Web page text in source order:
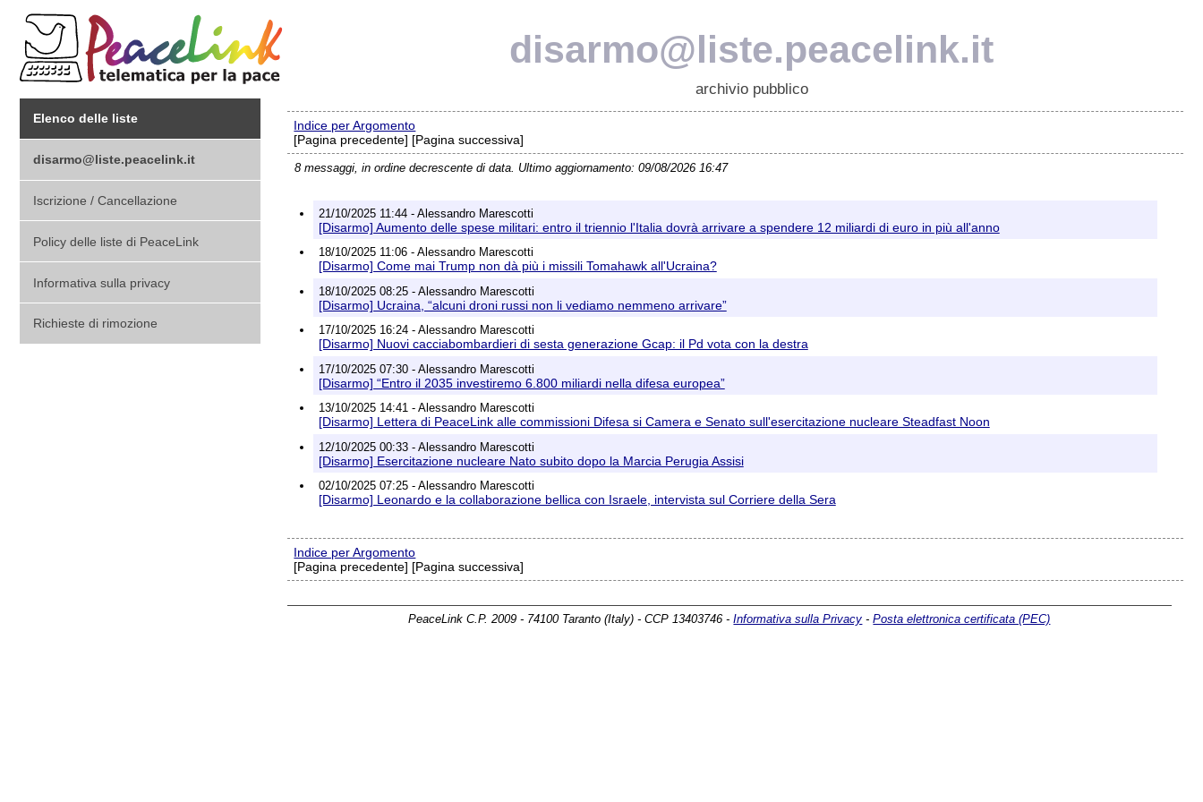
disarmo@liste.peacelink.it
archivio pubblico
Elenco delle liste
disarmo@liste.peacelink.it
Iscrizione / Cancellazione
Policy delle liste di PeaceLink
Informativa sulla privacy
Richieste di rimozione
Indice per Argomento
[Pagina precedente] [Pagina successiva]
8 messaggi, in ordine decrescente di data. Ultimo aggiornamento: 09/08/2026 16:47
21/10/2025 11:44 - Alessandro Marescotti
[Disarmo] Aumento delle spese militari: entro il triennio l'Italia dovrà arrivare a spendere 12 miliardi di euro in più all'anno
18/10/2025 11:06 - Alessandro Marescotti
[Disarmo] Come mai Trump non dà più i missili Tomahawk all'Ucraina?
18/10/2025 08:25 - Alessandro Marescotti
[Disarmo] Ucraina, “alcuni droni russi non li vediamo nemmeno arrivare”
17/10/2025 16:24 - Alessandro Marescotti
[Disarmo] Nuovi cacciabombardieri di sesta generazione Gcap: il Pd vota con la destra
17/10/2025 07:30 - Alessandro Marescotti
[Disarmo] “Entro il 2035 investiremo 6.800 miliardi nella difesa europea”
13/10/2025 14:41 - Alessandro Marescotti
[Disarmo] Lettera di PeaceLink alle commissioni Difesa si Camera e Senato sull'esercitazione nucleare Steadfast Noon
12/10/2025 00:33 - Alessandro Marescotti
[Disarmo] Esercitazione nucleare Nato subito dopo la Marcia Perugia Assisi
02/10/2025 07:25 - Alessandro Marescotti
[Disarmo] Leonardo e la collaborazione bellica con Israele, intervista sul Corriere della Sera
Indice per Argomento
[Pagina precedente] [Pagina successiva]
PeaceLink C.P. 2009 - 74100 Taranto (Italy) - CCP 13403746 -Informativa sulla Privacy -Posta elettronica certificata (PEC)